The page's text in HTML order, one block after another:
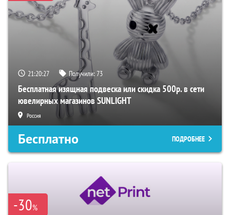
21:20:26 Получили:73
Бесплатная изящная подвеска или скидка 500р. в сети
ювелирных магазинов SUNLIGHT
Россия
Бесплатно ПОДРОБНЕЕ
-30%